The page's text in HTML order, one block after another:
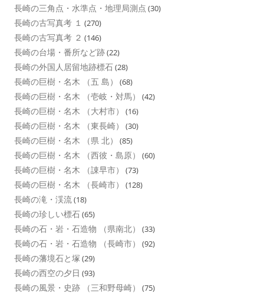
長崎の三角点・水準点・地理局測点 (30)
長崎の古写真考 １ (270)
長崎の古写真考 ２ (146)
長崎の台場・番所など跡(22)
長崎の外国人居留地跡標石(28)
長崎の巨樹・名木 （五 島） (68)
長崎の巨樹・名木 （壱岐・対馬） (42)
長崎の巨樹・名木 （大村市） (16)
長崎の巨樹・名木 （東長崎） (30)
長崎の巨樹・名木 （県 北） (85)
長崎の巨樹・名木 （西彼・島原） (60)
長崎の巨樹・名木 （諌早市） (73)
長崎の巨樹・名木 （長崎市） (128)
長崎の滝・渓流(18)
長崎の珍しい標石(65)
長崎の石・岩・石造物 （県南北） (33)
長崎の石・岩・石造物 （長崎市） (92)
長崎の藩境石と塚 (29)
長崎の西空の夕日 (93)
長崎の風景・史跡 （三和野母崎） (75)